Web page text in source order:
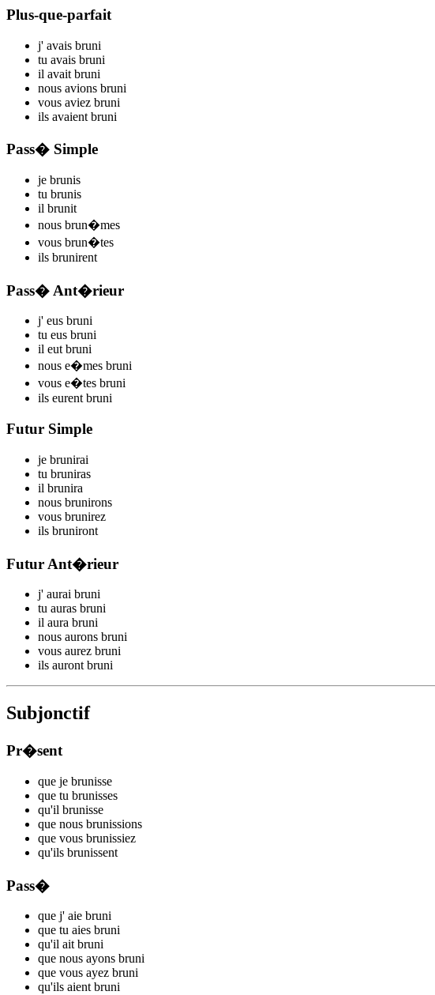
Plus-que-parfait
j' avais bruni
tu avais bruni
il avait bruni
nous avions bruni
vous aviez bruni
ils avaient bruni
Pass� Simple
je brunis
tu brunis
il brunit
nous brun�mes
vous brun�tes
ils brunirent
Pass� Ant�rieur
j' eus bruni
tu eus bruni
il eut bruni
nous e�mes bruni
vous e�tes bruni
ils eurent bruni
Futur Simple
je brunirai
tu bruniras
il brunira
nous brunirons
vous brunirez
ils bruniront
Futur Ant�rieur
j' aurai bruni
tu auras bruni
il aura bruni
nous aurons bruni
vous aurez bruni
ils auront bruni
Subjonctif
Pr�sent
que je brunisse
que tu brunisses
qu'il brunisse
que nous brunissions
que vous brunissiez
qu'ils brunissent
Pass�
que j' aie bruni
que tu aies bruni
qu'il ait bruni
que nous ayons bruni
que vous ayez bruni
qu'ils aient bruni